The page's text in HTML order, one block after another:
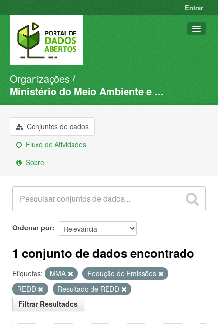
Entrar
Conjuntos de dados
Organizações
Sobre
Organizações
Ministério do Meio Ambiente e ...
Conjuntos de dados
Fluxo de Atividades
Sobre
Ordenar por
1 conjunto de dados encontrado
Etiquetas: MMA
Redução de Emissões
REDD
Resultado de REDD
Filtrar Resultados